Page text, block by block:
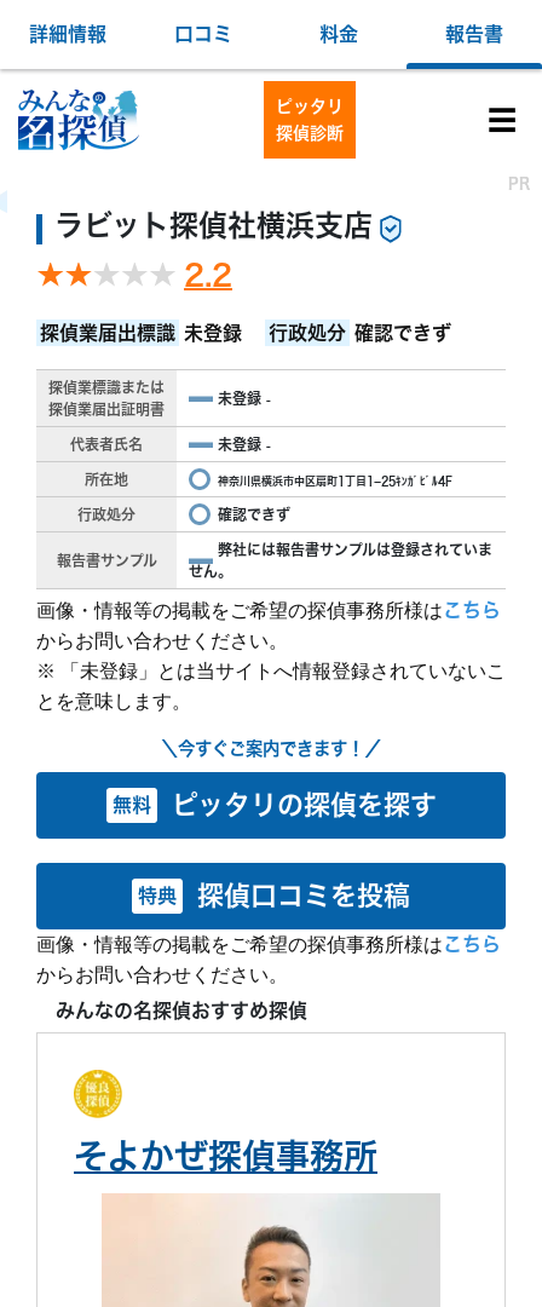
詳細情報 口コミ 料金 報告書
ピッタリ
探偵診断
☰
ラビット探偵社横浜支店
2.2
探偵業届出標識 未登録 行政処分 確認できず
探偵業標識または
探偵業届出証明書
未登録 -
代表者氏名 未登録 -
所在地 神奈川県横浜市中区扇町1丁目1−25ｷﾝｶﾞﾋﾞﾙ4F
行政処分 確認できず
報告書サンプル
弊社には報告書サンプルは登録されていま
せん。
画像・情報等の掲載をご希望の探偵事務所様はこちら
からお問い合わせください。
※ 「未登録」とは当サイトへ情報登録されていないこ
とを意味します。
＼今すぐご案内できます！／
無料 ピッタリの探偵を探す
特典 探偵口コミを投稿
画像・情報等の掲載をご希望の探偵事務所様はこちら
からお問い合わせください。
みんなの名探偵おすすめ探偵
PR
そよかぜ探偵事務所
PR